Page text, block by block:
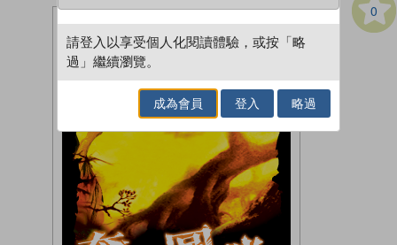
0
請登入以享受個人化閱讀體驗，或按「略
過」繼續瀏覽。
成為會員 登入 略過